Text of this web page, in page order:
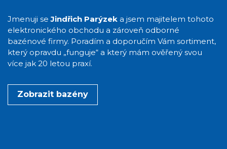
Jmenuji seJindřich Parýzek a jsem majitelem tohoto
elektronického obchodu a zároveň odborné
bazénové firmy. Poradím a doporučím Vám sortiment,
který opravdu „funguje“ a který mám ověřený svou
více jak 20 letou praxí.
Zobrazit bazény